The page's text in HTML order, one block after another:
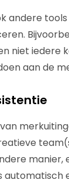
andere
niet iedere
aan de
manier,